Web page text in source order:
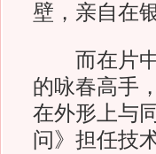
壁，亲自在
而在片中
的咏春高手
在外形上与
问》担任技